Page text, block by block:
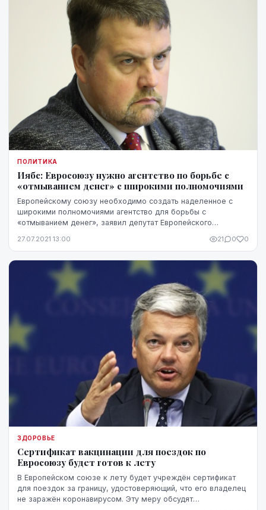
ПОЛИТИКА
Иябс: Евросоюзу нужно агентство по борьбе с
«отмыванием денег» с широкими полномочиями
Европейскому союзу необходимо создать наделенное с
широкими полномочиями агентство для борьбы с
«отмыванием денег», заявил депутат Европейского
27.07.2021 13:00 21 0 0
ЗДОРОВЬЕ
Cертификат вакцинации для поездок по
Евросоюзу будет готов к лету
В Европейском союзе к лету будет учреждён сертификат
для поездок за границу, удостоверяющий, что его владелец
не заражён коронавирусом. Эту меру обсудят